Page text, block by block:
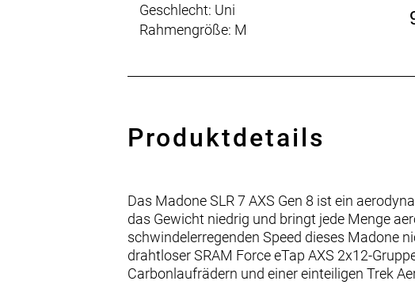
Geschlecht: Uni
Rahmengröße: M
Produktdetails
Das Madone SLR 7 AXS Gen 8 ist ein
das Gewicht niedrig und bringt jede Menge
schwindelerregenden Speed dieses Madone
drahtloser SRAM Force eTap AXS 2x12-
Carbonlaufrädern und einer einteiligen Trek